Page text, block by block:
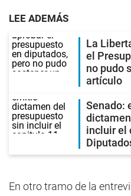
LEE ADEMÁS
La
el
no pudo
artículo
Senado:
incluir el
En otro tramo de la